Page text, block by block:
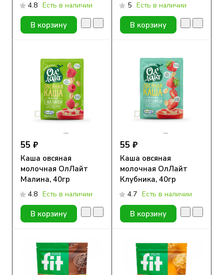
4.8 Есть в наличии
В корзину
5 Есть в наличии
В корзину
55 ₽
Каша овсяная
молочная ОлЛайт
Малина, 40гр
4.8 Есть в наличии
В корзину
55 ₽
Каша овсяная
молочная ОлЛайт
Клубника, 40гр
4.7 Есть в наличии
В корзину